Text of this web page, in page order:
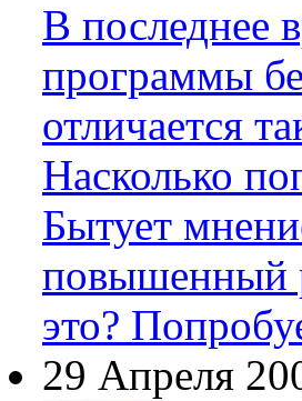
В последнее
программы
отличается
Насколько
Бытует
повышенный
это?
29 Апреля